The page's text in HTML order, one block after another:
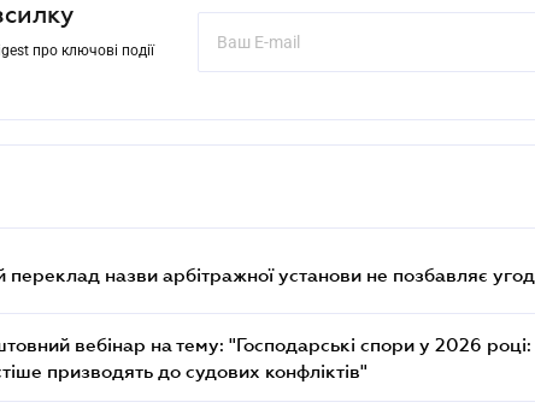
про ключові події
переклад назви арбітражної установи не позбавляє
вебінар на тему: "Господарські спори у 2026 році:
призводять до судових конфліктів"